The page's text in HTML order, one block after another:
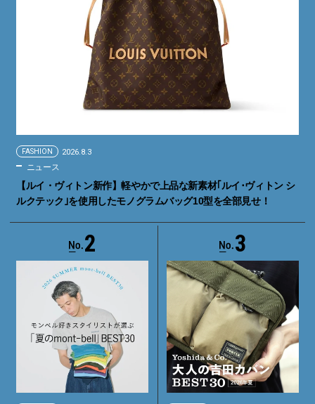
FASHION 2026.8.3
ニュース
【ルイ・ヴィトン新作】軽やかで上品な新素材｢ルイ･ヴィトン シ
ルクテック｣を使用したモノグラムバッグ10型を全部見せ！
2 3